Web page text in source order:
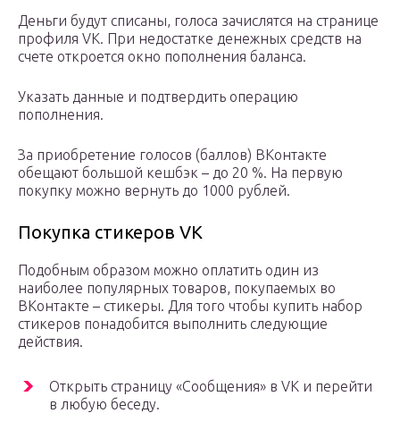
Деньги будут списаны, голоса зачислятся на странице
профиля VK. При недостатке денежных средств на
счете откроется окно пополнения баланса.
Указать данные и подтвердить операцию
пополнения.
За приобретение голосов (баллов) ВКонтакте
обещают большой кешбэк – до 20 %. На первую
покупку можно вернуть до 1000 рублей.
Покупка стикеров VK
Подобным образом можно оплатить один из
наиболее популярных товаров, покупаемых во
ВКонтакте – стикеры. Для того чтобы купить набор
стикеров понадобится выполнить следующие
действия.
Открыть страницу «Сообщения» в VK и перейти
в любую беседу.